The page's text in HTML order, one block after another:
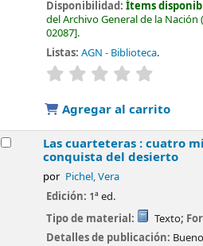
Disponibilidad:Ítems
del Archivo General de la Nación
02087 .
Listas: AGN - Biblioteca.
valoración
Agregar al carrito
Las cuarteteras : cuatro
conquista del desierto
por Pichel, Vera
Edición: 1ª ed.
Tipo de material:
Texto;
Detalles de publicación: